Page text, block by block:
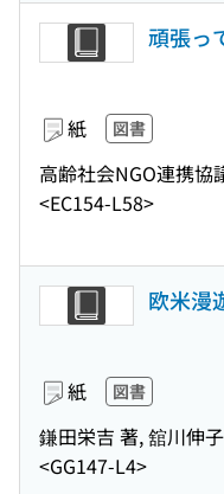
頑張っ
紙 図書
高齢社会NGO連携協
<EC154-L58>
欧米漫
紙 図書
鎌田栄吉 著, 舘川伸
<GG147-L4>